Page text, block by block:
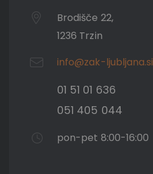
Brodišče 22,
1236 Trzin
info@zak-ljubljana.si
01 51 01 636
051 405 044
pon-pet 8:00-16:00